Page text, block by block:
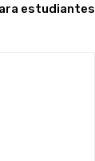
estudiantes